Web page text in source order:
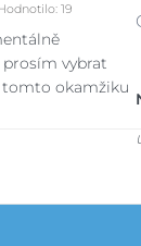
19
prosím vybrat
tomto okamžiku